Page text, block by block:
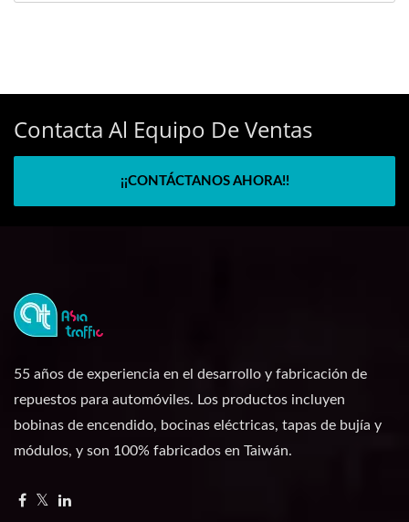
Contacta Al Equipo De Ventas
¡¡CONTÁCTANOS AHORA!!
55 años de experiencia en el desarrollo y fabricación de
repuestos para automóviles. Los productos incluyen
bobinas de encendido, bocinas eléctricas, tapas de bujía y
módulos, y son 100% fabricados en Taiwán.